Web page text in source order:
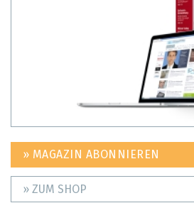
» MAGAZIN ABONNIEREN
» ZUM SHOP